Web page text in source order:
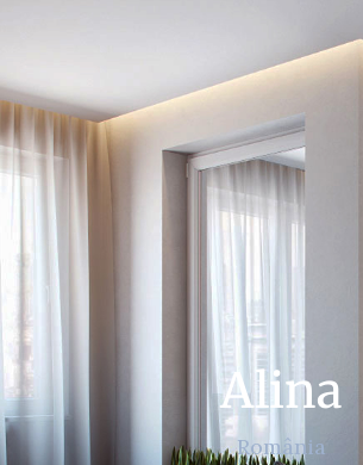
Alina
România